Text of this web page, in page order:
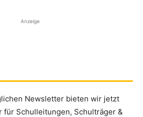
Anzeige
Newsletter bieten wir jetzt
für Schulleitungen, Schulträger &